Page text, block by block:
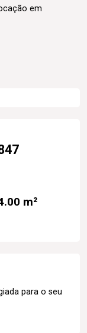
em
m²
para o seu